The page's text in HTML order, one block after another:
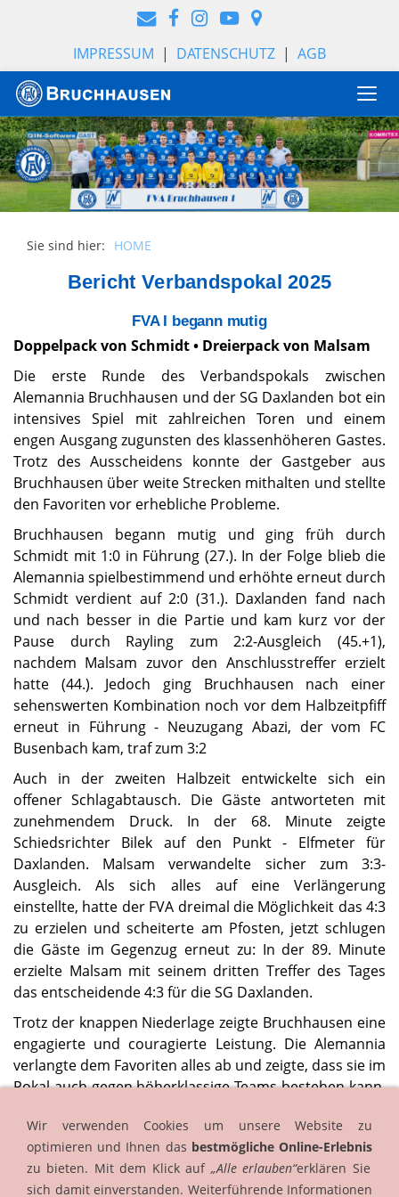
IMPRESSUM | DATENSCHUTZ | AGB
Sie sind hier: HOME
Bericht Verbandspokal 2025
FVA I begann mutig
Doppelpack von Schmidt • Dreierpack von Malsam
Die erste Runde des Verbandspokals zwischen
Alemannia Bruchhausen und der SG Daxlanden bot ein
intensives Spiel mit zahlreichen Toren und einem
engen Ausgang zugunsten des klassenhöheren Gastes.
Trotz des Ausscheidens konnte der Gastgeber aus
Bruchhausen über weite Strecken mithalten und stellte
den Favoriten vor erhebliche Probleme.
Bruchhausen begann mutig und ging früh durch
Schmidt mit 1:0 in Führung (27.). In der Folge blieb die
Alemannia spielbestimmend und erhöhte erneut durch
Schmidt verdient auf 2:0 (31.). Daxlanden fand nach
und nach besser in die Partie und kam kurz vor der
Pause durch Rayling zum 2:2-Ausgleich (45.+1),
nachdem Malsam zuvor den Anschlusstreffer erzielt
hatte (44.). Jedoch ging Bruchhausen nach einer
sehenswerten Kombination noch vor dem Halbzeitpfiff
erneut in Führung - Neuzugang Abazi, der vom FC
Busenbach kam, traf zum 3:2
Auch in der zweiten Halbzeit entwickelte sich ein
offener Schlagabtausch. Die Gäste antworteten mit
zunehmendem Druck. In der 68. Minute zeigte
Schiedsrichter Bilek auf den Punkt - Elfmeter für
Daxlanden. Malsam verwandelte sicher zum 3:3-
Ausgleich. Als sich alles auf eine Verlängerung
einstellte, hatte der FVA dreimal die Möglichkeit das 4:3
zu erzielen und scheiterte am Pfosten, jetzt schlugen
die Gäste im Gegenzug erneut zu: In der 89. Minute
erzielte Malsam mit seinem dritten Treffer des Tages
das entscheidende 4:3 für die SG Daxlanden.
Trotz der knappen Niederlage zeigte Bruchhausen eine
engagierte und couragierte Leistung. Die Alemannia
verlangte dem Favoriten alles ab und zeigte, dass sie im
Pokal auch gegen höherklassige Teams bestehen kann.
mehr Mühe als erwartet.
Quelle Spielbericht:
pfoschdeschuss.de
Wir verwenden Cookies um unsere Website zu
optimieren und Ihnen das bestmögliche Online-Erlebnis
zu bieten. Mit dem Klick auf „Alle erlauben“erklären Sie
sich damit einverstanden. Weiterführende Informationen